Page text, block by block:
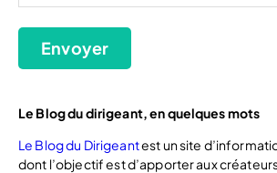
Envoyer
Le Blog du dirigeant, en quelques mots
Le Blog du Dirigeantest un site
dont l’objectif est d’apporter aux